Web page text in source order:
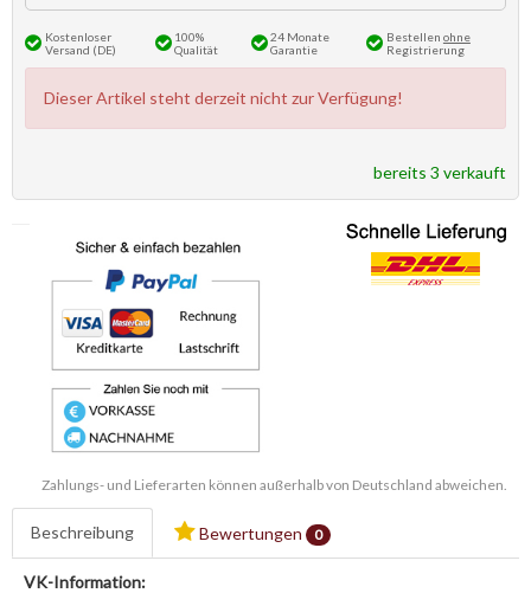
Kostenloser
Versand (DE)
100%
Qualität
24 Monate
Garantie
Bestellen ohne
Registrierung
Dieser Artikel steht derzeit nicht zur Verfügung!
bereits 3 verkauft
Zahlungs- und Lieferarten können außerhalb von Deutschland abweichen.
Beschreibung Bewertungen 0
VK-Information: